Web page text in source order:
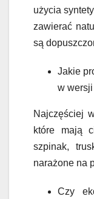
użycia
zawierać
są
Jakie
w
Najczęściej
które mają
szpinak,
narażone na
Czy